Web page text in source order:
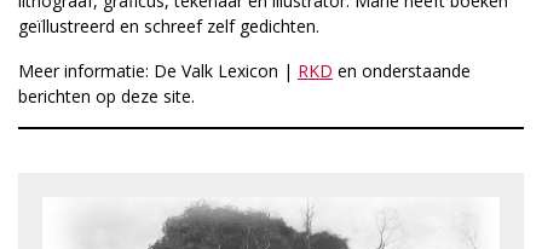
geïllustreerd en schreef zelf gedichten.
Meer informatie: De Valk Lexicon | RKD en onderstaande
berichten op deze site.